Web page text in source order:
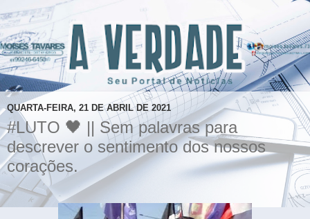
QUARTA-FEIRA, 21 DE ABRIL DE 2021
#LUTO 🖤 || Sem palavras para
descrever o sentimento dos nossos
corações.